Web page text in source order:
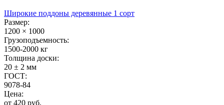
Широкие поддоны деревянные 1 сорт
Размер:
1200 × 1000
Грузоподъемность:
1500-2000 кг
Толщина доски:
20 ± 2 мм
ГОСТ:
9078-84
Цена:
от 420 руб.